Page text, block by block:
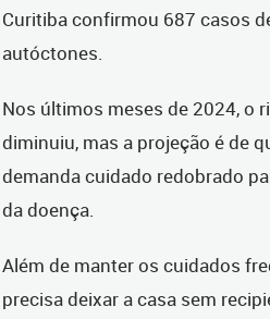
Curitiba confirmou 687 casos
autóctones.
Nos últimos meses de 2024, o
diminuiu, mas a projeção é de
demanda cuidado redobrado
da doença.
Além de manter os cuidados
precisa deixar a casa sem